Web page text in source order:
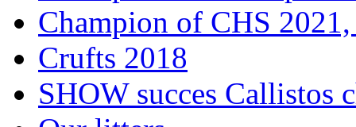
Champion of CHS
Crufts 2018
SHOW succes Callistos